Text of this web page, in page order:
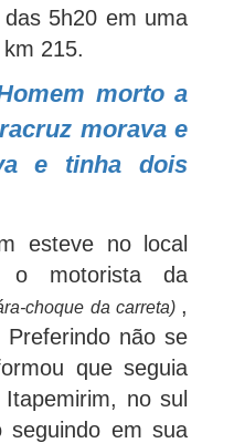
5h20 em uma
215.
morto a
morava e
e tinha dois
esteve no local
o motorista da
choque da carreta) ,
não se
que seguia
no sul
seguindo em sua